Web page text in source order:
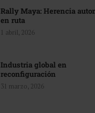
Rally Maya: Herencia
en ruta
1 abril, 2026
Industria global en
reconfiguración
31 marzo, 2026